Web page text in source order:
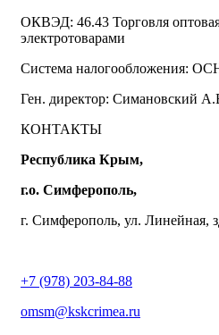
ОКВЭД: 46.43 Торговля
электротоварами
Система налогообложения:
Ген. директор: Симановский
КОНТАКТЫ
Республика Крым,
г.о. Симферополь,
г. Симферополь, ул. Линейная,
+7 (978) 203-84-88
omsm@kskcrimea.ru